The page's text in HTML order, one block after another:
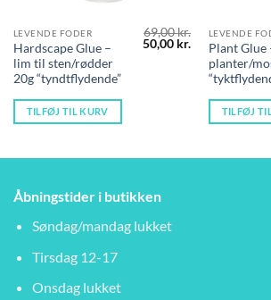
LEVENDE FODER
Hardscape Glue –
lim til sten/rødder
20g “tyndtflydende”
69,00kr.
Den
oprindelige
50,00 kr.Den
aktuelle
pris
50,00 kr..
TILFØJ TIL KURV
LEVENDE
Plant Glue
planter/
TILFØJ
Åbningstider i butikken
Søndag/mandag lukket
Tirsdag 12-17
Onsdag lukket